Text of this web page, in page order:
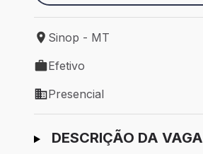
Local de trabalho: Sinop - MT
Sinop - MT
Tipo de vaga: Efetivo
Efetivo
Modelo de trabalho: Presencial
Presencial
Ir para candidatura
DESCRIÇÃO DA VAGA